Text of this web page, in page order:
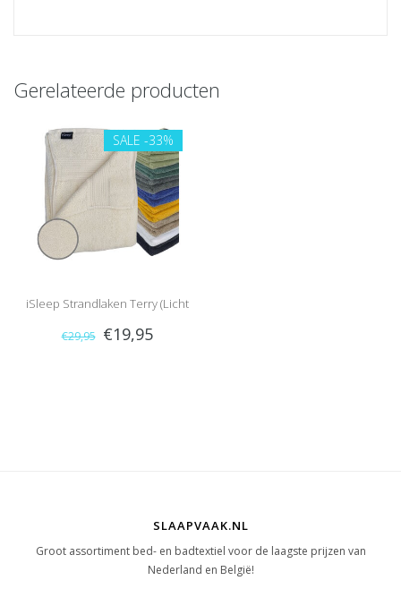
Gerelateerde producten
SALE -33%
iSleep Strandlaken Terry (Licht
Beige)
€29,95 €19,95
SLAAPVAAK.NL
Groot assortiment bed- en badtextiel voor de laagste prijzen van
Nederland en België!